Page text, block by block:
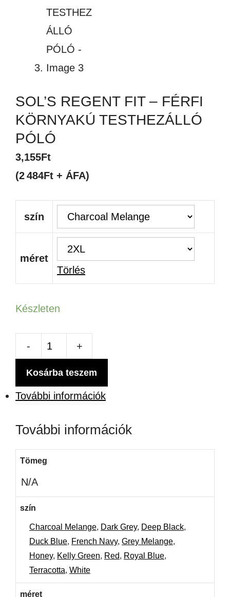
SOL’S REGENT FIT – FÉRFI
KÖRNYAKÚ TESTHEZÁLLÓ
PÓLÓ
3,155Ft
(2 484Ft + ÁFA)
szín
méret
Törlés
Készleten
REGENT
FIT
FÉRFI
KÖRNYAKÚ
TESTHEZÁLLÓ
PÓLÓ
mennyiség
Kosárba teszem
További információk
További információk
Tömeg
N/A
szín
Charcoal Melange, Dark Grey, Deep Black,
Duck Blue, French Navy, Grey Melange,
Honey, Kelly Green, Red, Royal Blue,
Terracotta, White
méret